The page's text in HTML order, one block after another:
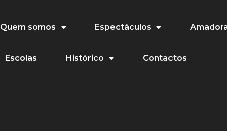
Quem somos Espectáculos
Escolas Histórico Contactos